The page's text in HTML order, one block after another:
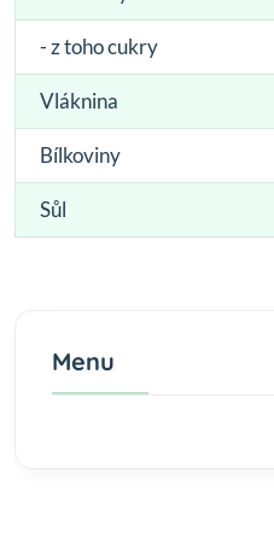
- z toho cukry
Vláknina
Bílkoviny
Sůl
Menu